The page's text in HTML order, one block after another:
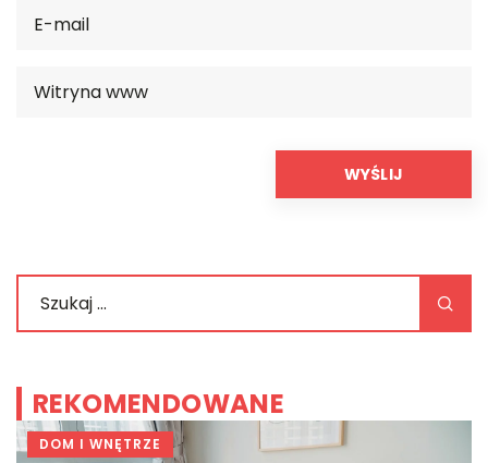
REKOMENDOWANE
DOM I WNĘTRZE